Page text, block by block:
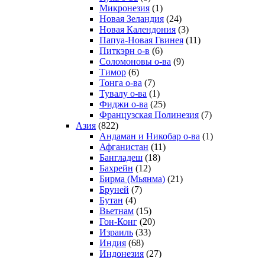
Микронезия (1)
Новая Зеландия (24)
Новая Календония (3)
Папуа-Новая Гвинея (11)
Питкэрн о-в (6)
Соломоновы о-ва (9)
Тимор (6)
Тонга о-ва (7)
Тувалу о-ва (1)
Фиджи о-ва (25)
Французская Полинезия (7)
Азия (822)
Андаман и Никобар о-ва (1)
Афганистан (11)
Бангладеш (18)
Бахрейн (12)
Бирма (Мьянма) (21)
Бруней (7)
Бутан (4)
Вьетнам (15)
Гон-Конг (20)
Израиль (33)
Индия (68)
Индонезия (27)